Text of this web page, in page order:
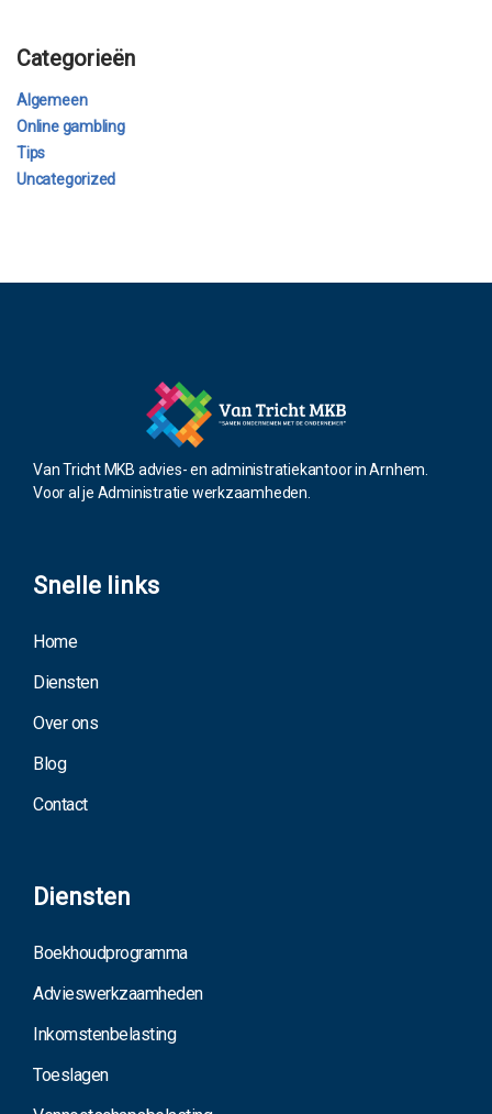
Categorieën
Algemeen
Online gambling
Tips
Uncategorized
Van Tricht MKB advies- en administratiekantoor in Arnhem.
Voor al je Administratie werkzaamheden.
Snelle links
Home
Diensten
Over ons
Blog
Contact
Diensten
Boekhoudprogramma
Advieswerkzaamheden
Inkomstenbelasting
Toeslagen